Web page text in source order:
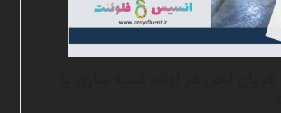
لجن در لوله، شبیه سازی با